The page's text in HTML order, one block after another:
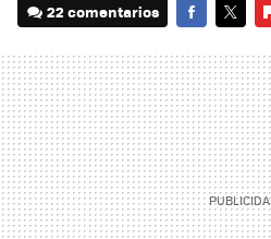
22 comentarios